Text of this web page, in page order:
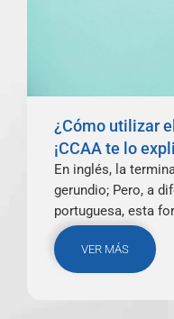
¿Cómo utilizar
¡CCAA te lo
En inglés, la
gerundio; Pero, a
portuguesa, esta
VER MÁS